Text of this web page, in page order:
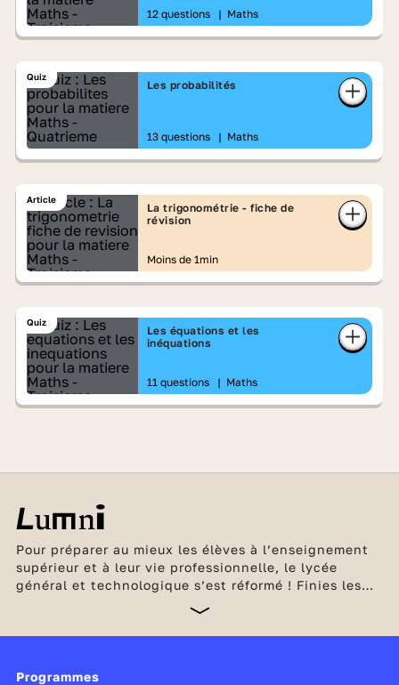
12 questions | Maths
Quiz
Les probabilités
13 questions | Maths
Article
La trigonométrie - fiche de
révision
Moins de 1min
Quiz
Les équations et les
inéquations
11 questions | Maths
Pour préparer au mieux les élèves à l’enseignement
supérieur et à leur vie professionnelle, le lycée
général et technologique s’est réformé ! Finies les
personnel de chaque élève. Celui-ci compose ainsi
ambitions. En seconde générale et technologique,
Programmes